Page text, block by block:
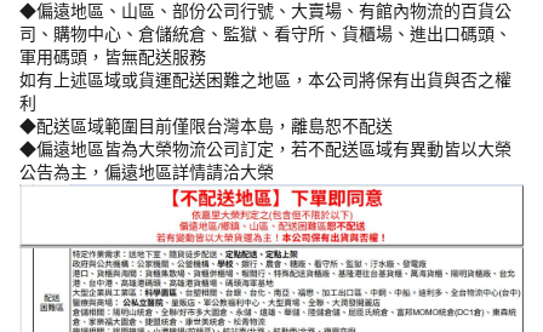
◆偏遠地區、山區、部份公司行號、大賣場、有館內物流的百貨公
司、購物中心、倉儲統倉、監獄、看守所、貨櫃場、進出口碼頭、
軍用碼頭，皆無配送服務
如有上述區域或貨運配送困難之地區，本公司將保有出貨與否之權
利
◆配送區域範圍目前僅限台灣本島，離島恕不配送
◆偏遠地區皆為大榮物流公司訂定，若不配送區域有異動皆以大榮
公告為主，偏遠地區詳情請洽大榮